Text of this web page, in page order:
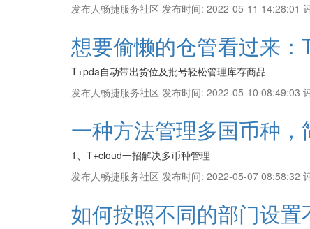
发布人畅捷服务社区 发布时间: 2022-05-11 14:28:01
想要偷懒的仓管看过来
T+pda自动带出货位及批号轻松管理库存商品
发布人畅捷服务社区 发布时间: 2022-05-10 08:49:03
一种方法管理多国币种，
1、T+cloud一招解决多币种管理
发布人畅捷服务社区 发布时间: 2022-05-07 08:58:32
如何按照不同的部门设置